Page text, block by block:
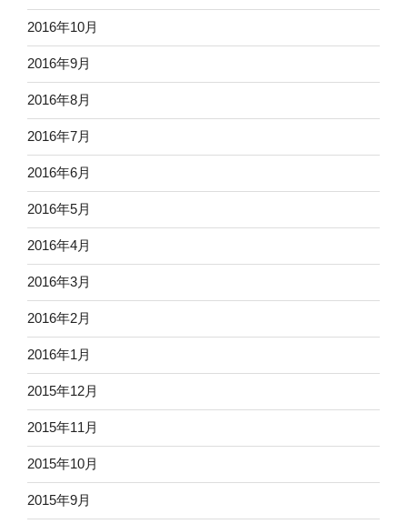
2016年10月
2016年9月
2016年8月
2016年7月
2016年6月
2016年5月
2016年4月
2016年3月
2016年2月
2016年1月
2015年12月
2015年11月
2015年10月
2015年9月